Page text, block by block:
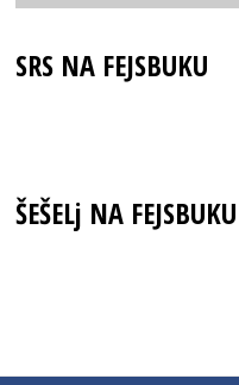
SRS NA FEJSBUKU
ŠEŠELj NA FEJSBUKU